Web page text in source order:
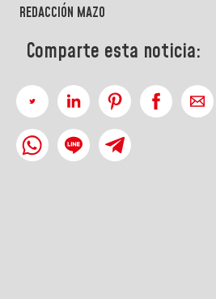
REDACCIÓN MAZO
Comparte esta noticia: